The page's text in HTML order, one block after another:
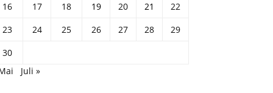
16
17 18 19 20 21
22
23
24 25 26 27 28
29
30
Juli »